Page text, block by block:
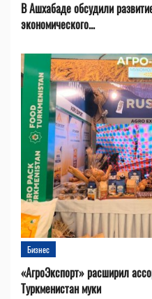
В Ашхабаде обсудили
экономического...
Бизнес
«АгроЭкспорт» расширил
Туркменистан муки